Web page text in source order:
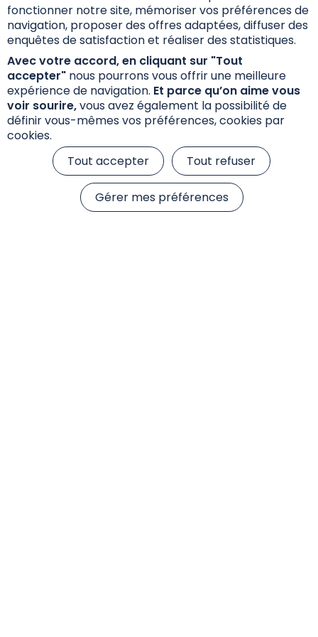
fonctionner notre site, mémoriser vos préférences de
navigation, proposer des offres adaptées, diffuser des
enquêtes de satisfaction et réaliser des statistiques.
Avec votre accord, en cliquant sur "Tout
accepter" nous pourrons vous offrir une meilleure
expérience de navigation. Et parce qu’on aime vous
voir sourire,vous avez également la possibilité de
définir vous-mêmes vos préférences, cookies par
cookies.
Tout accepter
Tout refuser
Gérer mes préférences
Les investisseurs qui envisagent de souscrire
doivent préalablement lire attentivement le
prospectus mentionnant les caractéristiques, les
risques et les frais. Le prospectus, le DIC PRIIPs et
les fiches fonds sont disponibles ci-dessous.
Documents d'information